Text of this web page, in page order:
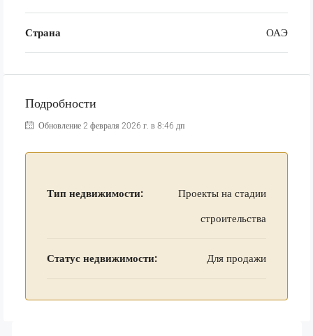
Страна ОАЭ
Подробности
Обновление 2 февраля 2026 г. в 8:46 дп
Тип недвижимости:
Проекты на стадии
строительства
Статус недвижимости: Для продажи